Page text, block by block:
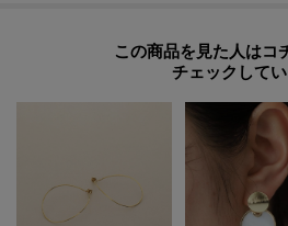
この商品を見た人はコ
チェックして